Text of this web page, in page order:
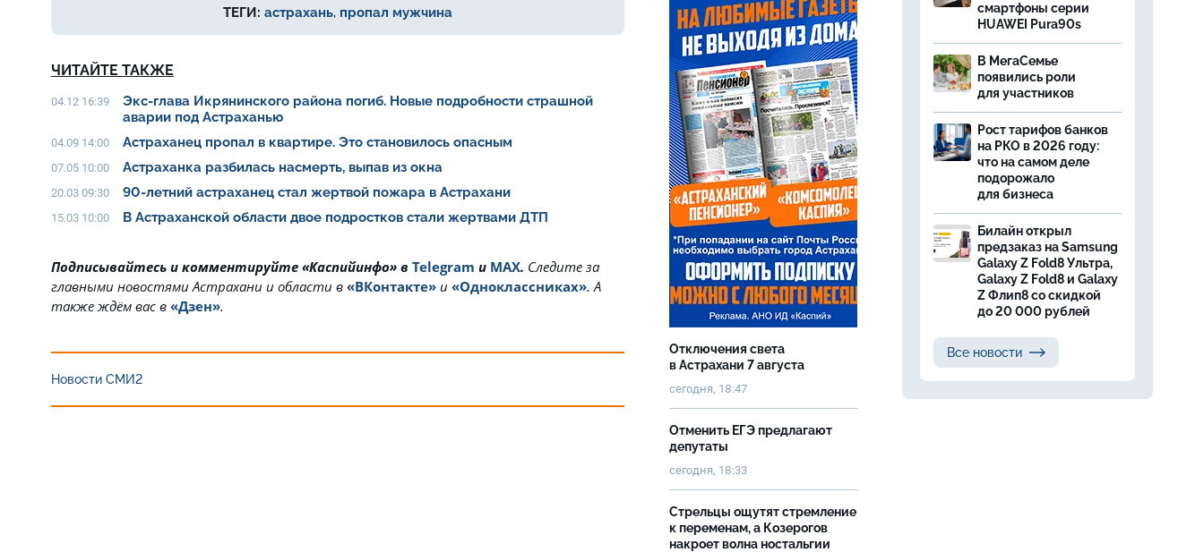
ТЕГИ: астрахань, пропал мужчина
ЧИТАЙТЕ ТАКЖЕ
04.12 16:39
Экс-глава Икрянинского района погиб. Новые подробности страшной
аварии под Астраханью
04.09 14:00 Астраханец пропал в квартире. Это становилось опасным
07.05 10:00 Астраханка разбилась насмерть, выпав из окна
20.03 09:30 90-летний астраханец стал жертвой пожара в Астрахани
15.03 10:00 В Астраханской области двое подростков стали жертвами ДТП
Подписывайтесь и комментируйте «Каспийинфо» в Telegram и MAX. Cледите за
главными новостями Астрахани и области в «ВКонтакте» и «Одноклассниках». А
также ждём вас в «Дзен».
Новости СМИ2
Отключения света
в Астрахани 7 августа
сегодня, 18:47
Отменить ЕГЭ предлагают
депутаты
сегодня, 18:33
Стрельцы ощутят стремление
к переменам, а Козерогов
накроет волна ностальгии
смартфоны серии
HUAWEI Pura90s
В МегаСемье
появились роли
для участников
Рост тарифов банков
на РКО в 2026 году:
что на самом деле
подорожало
для бизнеса
Билайн открыл
предзаказ на Samsung
Galaxy Z Fold8 Ультра,
Galaxy Z Fold8 и Galaxy
Z Флип8 со скидкой
до 20 000 рублей
Все новости